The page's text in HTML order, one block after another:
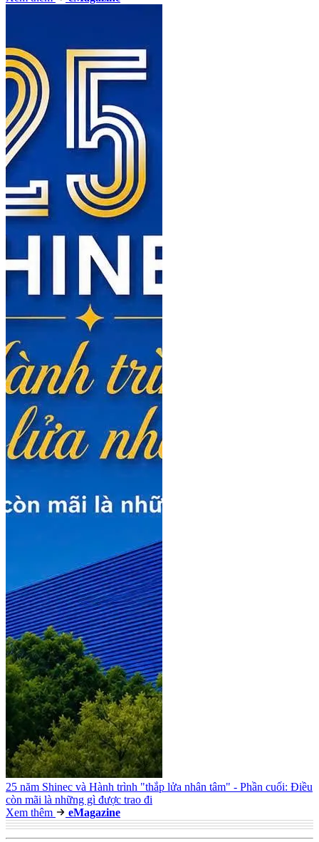
25 năm Shinec và Hành trình "thắp lửa nhân tâm" - Phần cuối: Điều
còn mãi là những gì được trao đi
Xem thêm
eMagazine